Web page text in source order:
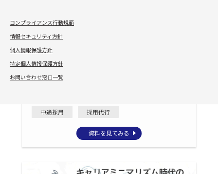
コンプライアンス行動規範
情報セキュリティ方針
個人情報保護方針
特定個人情報保護方針
お問い合わせ窓口一覧
2026.04.20
採用が学べる！『人事アカデミー』 採用担当者編
中途採用 採用代行
資料を見てみる